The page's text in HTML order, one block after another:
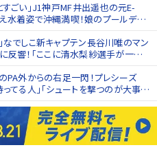
すごい｣J1神戸MF井出遥也の元E-
水着姿で沖縄満喫！娘のプールデビ
でしこ新キャプテン長谷川唯のマン
反響！｢ここに清水梨紗選手が一緒
PA外からの右足一閃！プレシーズ
てる人｣｢シュートを撃つのが大事｣